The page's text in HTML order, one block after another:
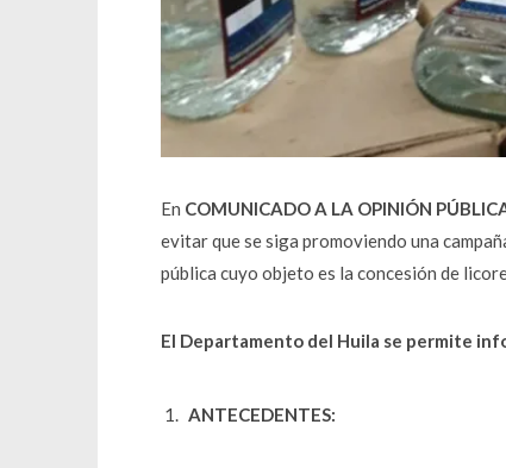
En COMUNICADO A LA OPINIÓN
evitar que se siga promoviendo una
pública cuyo objeto es la concesión de
El Departamento del Huila se permite
ANTECEDENTES: